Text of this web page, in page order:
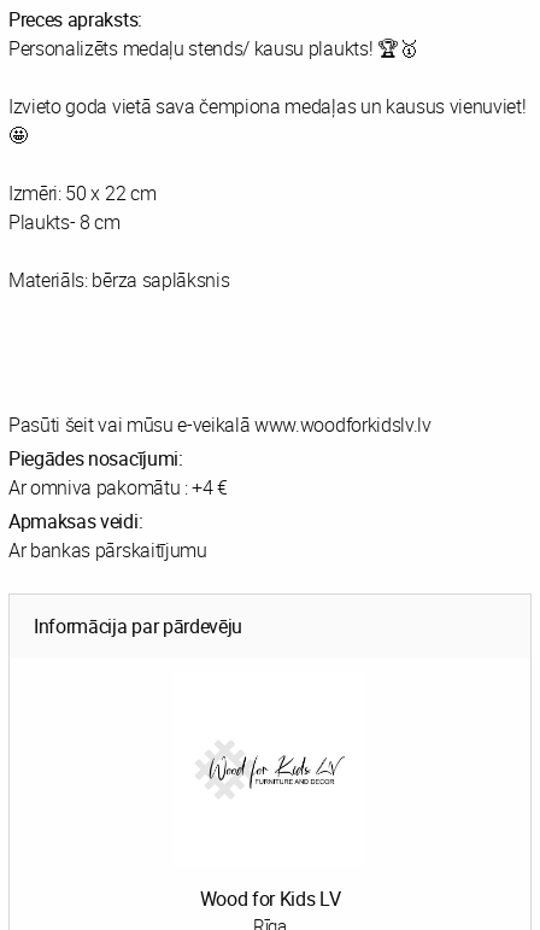
Preces apraksts:
Personalizēts medaļu stends/ kausu plaukts! 🏆🥇
Izvieto goda vietā sava čempiona medaļas un kausus vienuviet!
🤩
Izmēri: 50 x 22 cm
Plaukts- 8 cm
Materiāls: bērza saplāksnis
Pasūti šeit vai mūsu e-veikalā www.woodforkidslv.lv
Piegādes nosacījumi:
Ar omniva pakomātu : +4 €
Apmaksas veidi:
Ar bankas pārskaitījumu
Informācija par pārdevēju
Wood for Kids LV
Rīga